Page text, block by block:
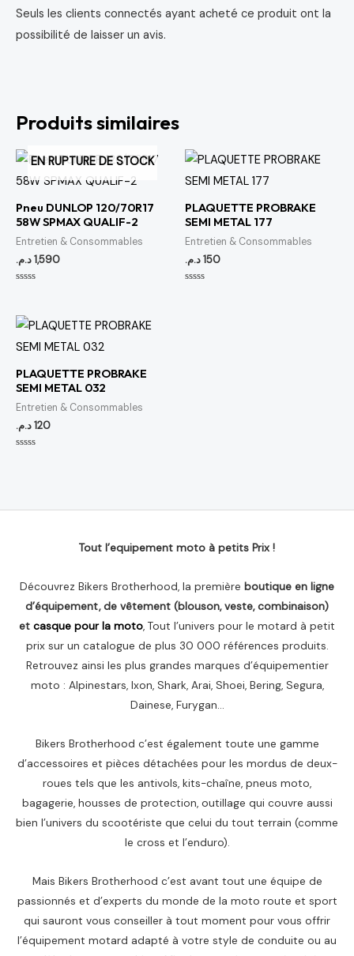
Seuls les clients connectés ayant acheté ce produit ont la
possibilité de laisser un avis.
Produits similaires
EN RUPTURE DE STOCK
Pneu DUNLOP 120/70R17
58W SPMAX QUALIF-2
Entretien & Consommables
1,590د.م.
5
PLAQUETTE PROBRAKE
SEMI METAL 177
Entretien & Consommables
150د.م.
PLAQUETTE PROBRAKE
SEMI METAL 032
Entretien & Consommables
120د.م.
Tout l’equipement moto à petits Prix !
Découvrez Bikers Brotherhood, la première boutique en ligne
d’équipement, de vêtement (blouson, veste, combinaison)
et casque pour la moto, Tout l’univers pour le motard à petit
prix sur un catalogue de plus 30 000 références produits.
Retrouvez ainsi les plus grandes marques d’équipementier
moto : Alpinestars, Ixon, Shark, Arai, Shoei, Bering, Segura,
Dainese, Furygan…
Bikers Brotherhood c’est également toute une gamme
d’accessoires et pièces détachées pour les mordus de deux-
roues tels que les antivols, kits-chaîne, pneus moto,
bagagerie, housses de protection, outillage qui couvre aussi
bien l’univers du scootériste que celui du tout terrain (comme
le cross et l’enduro).
Mais Bikers Brotherhood c’est avant tout une équipe de
passionnés et d’experts du monde de la moto route et sport
qui sauront vous conseiller à tout moment pour vous offrir
l’équipement motard adapté à votre style de conduite ou au